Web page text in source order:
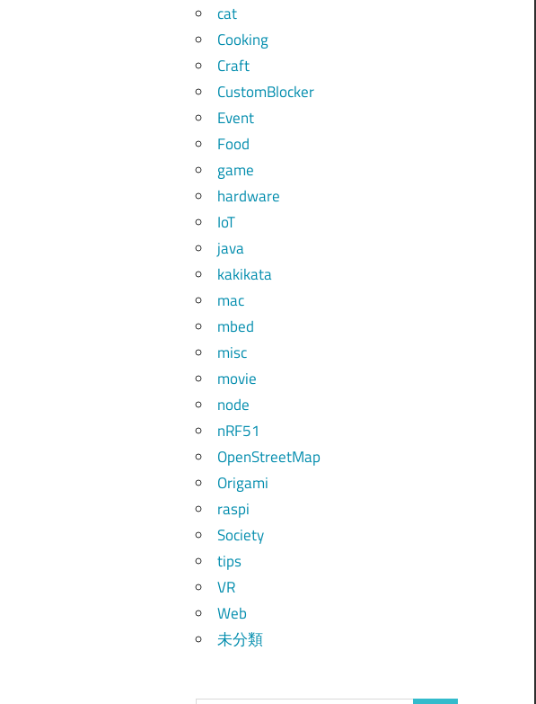
cat
Cooking
Craft
CustomBlocker
Event
Food
game
hardware
IoT
java
kakikata
mac
mbed
misc
movie
node
nRF51
OpenStreetMap
Origami
raspi
Society
tips
VR
Web
未分類